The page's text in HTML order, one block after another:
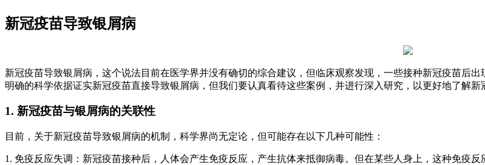
新冠疫苗导致银屑病
新冠疫苗导致银屑病，这个说法目前在医学界并没有确切的综合建议，但临床观察发现，一些接种新冠疫苗后
明确的科学依据证实新冠疫苗直接导致银屑病，但我们要认真看待这些案例，并进行深入研究，以更好地了解新
1. 新冠疫苗与银屑病的关联性
目前，关于新冠疫苗导致银屑病的机制，科学界尚无定论，但可能存在以下几种可能性：
1. 免疫反应失调：新冠疫苗接种后，人体会产生免疫反应，产生抗体来抵御病毒。但在某些人身上，这种免疫